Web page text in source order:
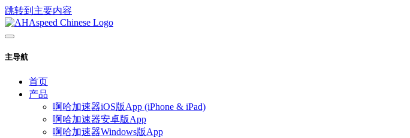
跳转到主要内容
主导航
首页
产品
啊哈加速器iOS版App (iPhone & iPad)
啊哈加速器安卓版App
啊哈加速器Windows版App